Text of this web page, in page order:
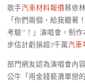
歌手汽車材料報價蔡依
「你們兩個，給我聽著
考驗**！」演唱會，制
步估計虧損超7千萬汽車
部門網友認為演唱會內
公牛「用金錢褻瀆單戀的